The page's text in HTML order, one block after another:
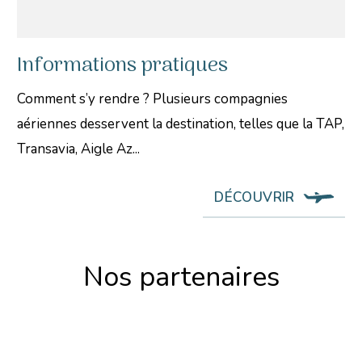
Informations pratiques
Comment s’y rendre ? Plusieurs compagnies
aériennes desservent la destination, telles que la TAP,
Transavia, Aigle Az...
DÉCOUVRIR
Nos partenaires